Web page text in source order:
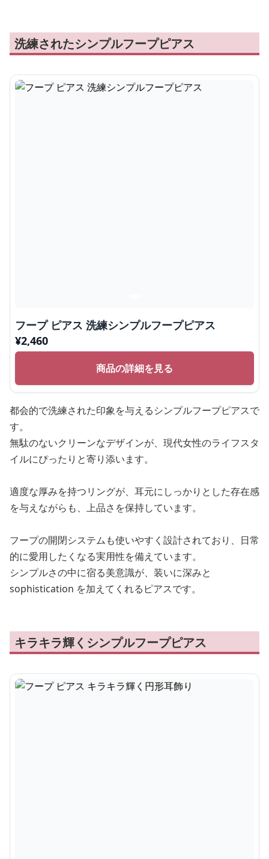
洗練されたシンプルフープピアス
フープ ピアス 洗練シンプルフープピアス
¥2,460
商品の詳細を見る
都会的で洗練された印象を与えるシンプルフープピアスで
す。
無駄のないクリーンなデザインが、現代女性のライフスタ
イルにぴったりと寄り添います。
適度な厚みを持つリングが、耳元にしっかりとした存在感
を与えながらも、上品さを保持しています。
フープの開閉システムも使いやすく設計されており、日常
的に愛用したくなる実用性を備えています。
シンプルさの中に宿る美意識が、装いに深みと
sophistication を加えてくれるピアスです。
キラキラ輝くシンプルフープピアス